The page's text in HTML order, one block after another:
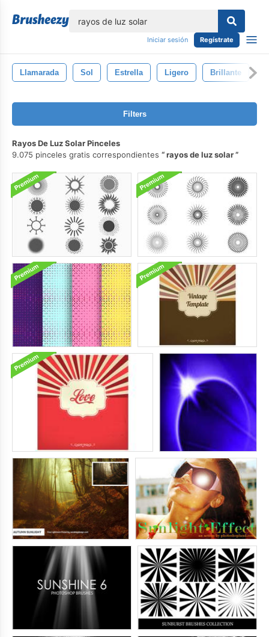
Iniciar sesión Regístrate
Llamarada Sol Estrella Ligero Brillante
Filters
Rayos De Luz Solar Pinceles
9.075 pinceles gratis correspondientes
rayos de luz solar